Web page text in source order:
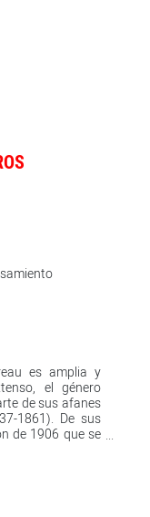
es amplia y
el género
de sus afanes
1861). De sus
de 1906 que se
fundamental.